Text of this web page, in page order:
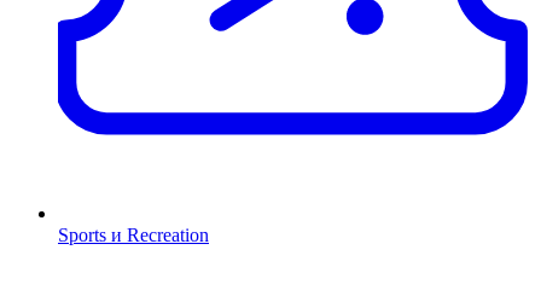
Sports и Recreation